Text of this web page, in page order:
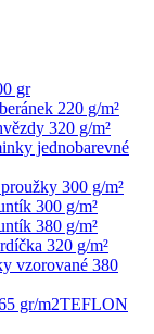
gr
220 g/m²
320 g/m²
jednobarevné
300 g/m²
300 g/m²
380 g/m²
320 g/m²
vzorované 380
TEFLON